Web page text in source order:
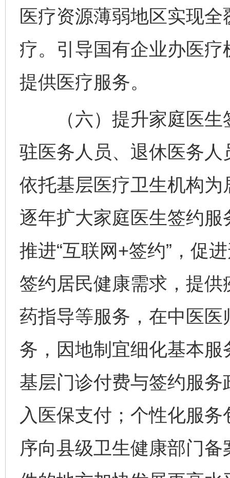
医疗资源薄弱地区实现
疗。引导国有企业办医
提供医疗服务。
（六）提升家庭医生
驻医务人员、退休医务
依托基层医疗卫生机构
逐年扩大家庭医生签约
推进“互联网+签约”，促
签约居民健康需求，提
药指导等服务，在中医
务，因地制宜细化基本
基层门诊付费与签约服
入医保支付；个性化服
序向县级卫生健康部门